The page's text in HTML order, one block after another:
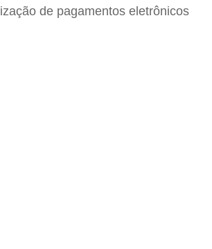
de pagamentos eletrônicos